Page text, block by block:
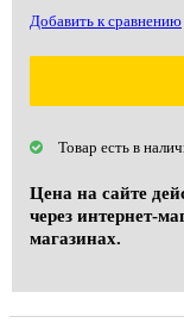
Добавить к сравнению
Товар есть в
Цена на сайте
через интернет-
магазинах.